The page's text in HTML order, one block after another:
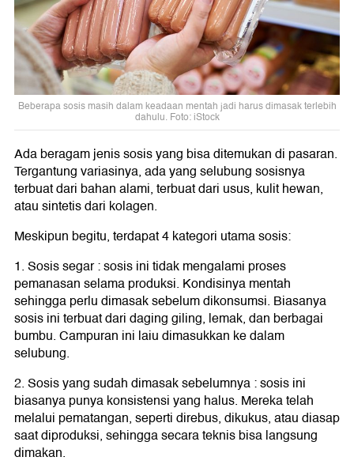
Beberapa sosis masih dalam keadaan mentah jadi harus dimasak terlebih
dahulu. Foto: iStock
Ada beragam jenis sosis yang bisa ditemukan di pasaran.
Tergantung variasinya, ada yang selubung sosisnya
terbuat dari bahan alami, terbuat dari usus, kulit hewan,
atau sintetis dari kolagen.
Meskipun begitu, terdapat 4 kategori utama sosis:
1. Sosis segar : sosis ini tidak mengalami proses
pemanasan selama produksi. Kondisinya mentah
sehingga perlu dimasak sebelum dikonsumsi. Biasanya
sosis ini terbuat dari daging giling, lemak, dan berbagai
bumbu. Campuran ini laiu dimasukkan ke dalam
selubung.
2. Sosis yang sudah dimasak sebelumnya : sosis ini
biasanya punya konsistensi yang halus. Mereka telah
melalui pematangan, seperti direbus, dikukus, atau diasap
saat diproduksi, sehingga secara teknis bisa langsung
dimakan.